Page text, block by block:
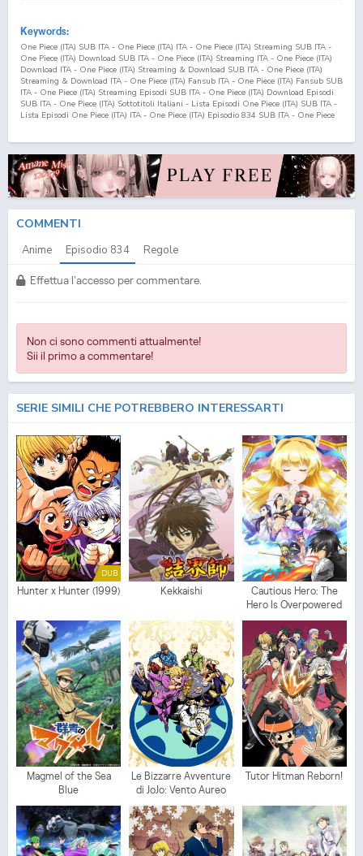
Keywords:
One Piece (ITA) SUB ITA - One Piece (ITA) ITA - One Piece (ITA) Streaming SUB ITA -
One Piece (ITA) Download SUB ITA - One Piece (ITA) Streaming ITA - One Piece (ITA)
Download ITA - One Piece (ITA) Streaming & Download SUB ITA - One Piece (ITA)
Streaming & Download ITA - One Piece (ITA) Fansub ITA - One Piece (ITA) Fansub SUB
ITA - One Piece (ITA) Streaming Episodi SUB ITA - One Piece (ITA) Download Episodi
SUB ITA - One Piece (ITA) Sottotitoli Italiani - Lista Episodi One Piece (ITA) SUB ITA -
Lista Episodi One Piece (ITA) ITA - One Piece (ITA) Episodio 834 SUB ITA - One Piece
COMMENTI
Anime Episodio 834 Regole
Effettua l'accesso per commentare.
Non ci sono commenti attualmente!
Sii il primo a commentare!
SERIE SIMILI CHE POTREBBERO INTERESSARTI
DUB
Hunter x Hunter (1999) Kekkaishi
Cautious Hero: The
Hero Is Overpowered
but Overly Cautious
Magmel of the Sea
Blue
Le Bizzarre Avventure
di JoJo: Vento Aureo
Tutor Hitman Reborn!